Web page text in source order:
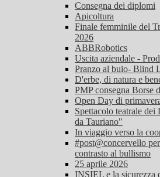
Consegna dei diplomi
Apicoltura
Finale femminile del
2026
ABBRobotics
Uscita aziendale -
Pranzo al buio- Blind
D'erbe, di natura e
PMP consegna Borse
Open Day di
Spettacolo teatrale
da Tauriano"
In viaggio verso la
#post@concervello
contrasto al bullismo
25 aprile 2026
INSIEL e la sicurezza